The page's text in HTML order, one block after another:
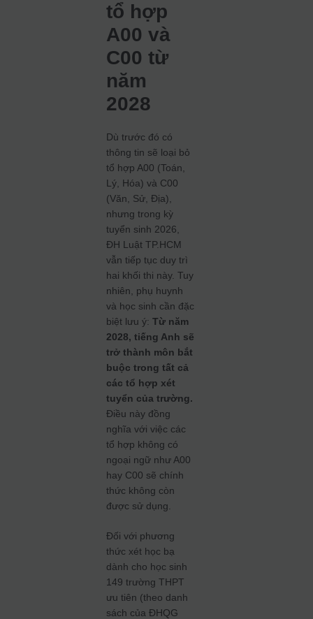
tổ hợp
A00 và
C00 từ
năm
2028
Dù trước đó có
thông tin sẽ loại bỏ
tổ hợp A00 (Toán,
Lý, Hóa) và C00
(Văn, Sử, Địa),
nhưng trong kỳ
tuyển sinh 2026,
ĐH Luật TP.HCM
vẫn tiếp tục duy trì
hai khối thi này. Tuy
nhiên, phụ huynh
và học sinh cần đặc
biệt lưu ý:Từ năm
2028, tiếng Anh sẽ
trở thành môn bắt
buộc trong tất cả
các tổ hợp xét
tuyển của trường.
Điều này đồng
nghĩa với việc các
tổ hợp không có
ngoại ngữ như A00
hay C00 sẽ chính
thức không còn
được sử dụng.
Đối với phương
thức xét học bạ
dành cho học sinh
149 trường THPT
ưu tiên (theo danh
sách của ĐHQG